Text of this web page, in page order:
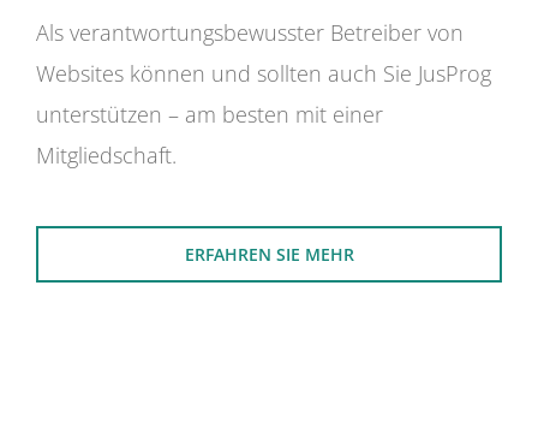
Als verantwortungsbewusster Betreiber von
Websites können und sollten auch Sie JusProg
unterstützen – am besten mit einer
Mitgliedschaft.
ERFAHREN SIE MEHR